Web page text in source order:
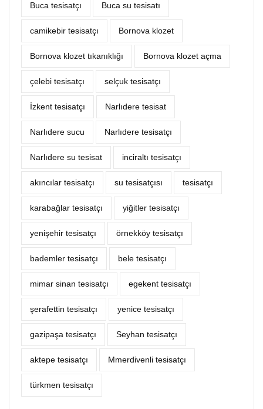
Buca tesisatçı Buca su tesisatı
camikebir tesisatçı Bornova klozet
Bornova klozet tıkanıklığı Bornova klozet açma
çelebi tesisatçı selçuk tesisatçı
İzkent tesisatçı Narlıdere tesisat
Narlıdere sucu Narlıdere tesisatçı
Narlıdere su tesisat inciraltı tesisatçı
akıncılar tesisatçı su tesisatçısı tesisatçı
karabağlar tesisatçı yiğitler tesisatçı
yenişehir tesisatçı örnekköy tesisatçı
bademler tesisatçı bele tesisatçı
mimar sinan tesisatçı egekent tesisatçı
şerafettin tesisatçı yenice tesisatçı
gazipaşa tesisatçı Seyhan tesisatçı
aktepe tesisatçı Mmerdivenli tesisatçı
türkmen tesisatçı